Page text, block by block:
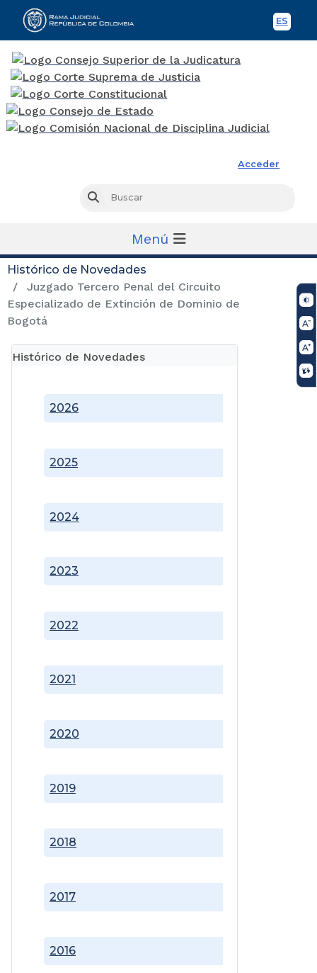
ES
Acceder
Buscar
Menú
Histórico de Novedades
Juzgado Tercero Penal del Circuito
Especializado de Extinción de Dominio de
Bogotá
Histórico de Novedades
2016
2017
2018
2019
2020
2021
2022
2023
2024
2025
2026